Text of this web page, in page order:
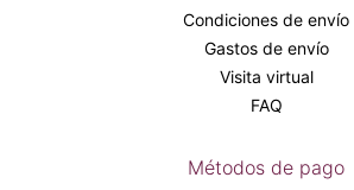
Condiciones de envío
Gastos de envío
Visita virtual
FAQ
Métodos de pago